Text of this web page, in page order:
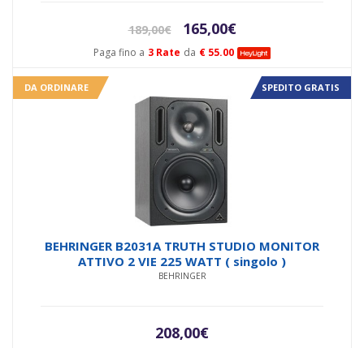
Paga fino a 3 Rate da € 55.00
189,00€
Il
originale
165,00€Il
attuale
165,00€.
DA ORDINARE SPEDITO GRATIS
BEHRINGER B2031A TRUTH STUDIO MONITOR
ATTIVO 2 VIE 225 WATT ( singolo )
BEHRINGER
208,00€